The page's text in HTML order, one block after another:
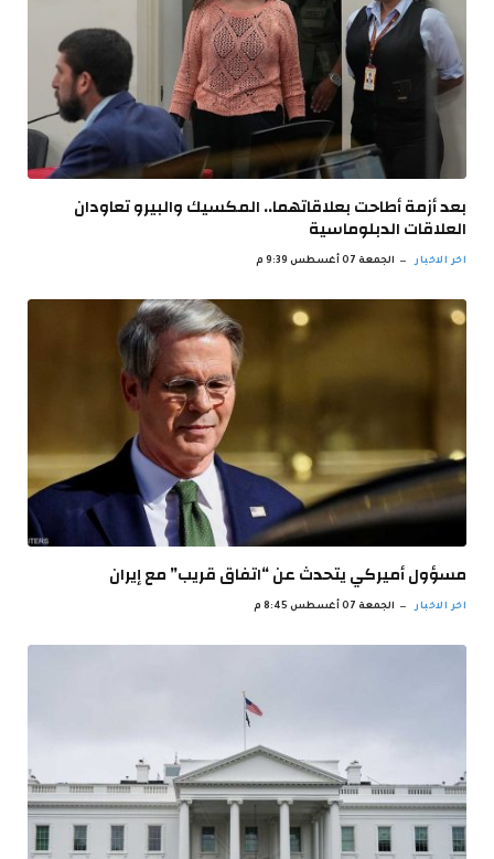
بعد أزمة أطاحت بعلاقاتهما.. المكسيك والبيرو تعاودان
العلاقات الدبلوماسية
اخر الاخبار الجمعة 07 أغسطس 9:39 م
مسؤول أميركي يتحدث عن “اتفاق قريب” مع إيران
اخر الاخبار الجمعة 07 أغسطس 8:45 م